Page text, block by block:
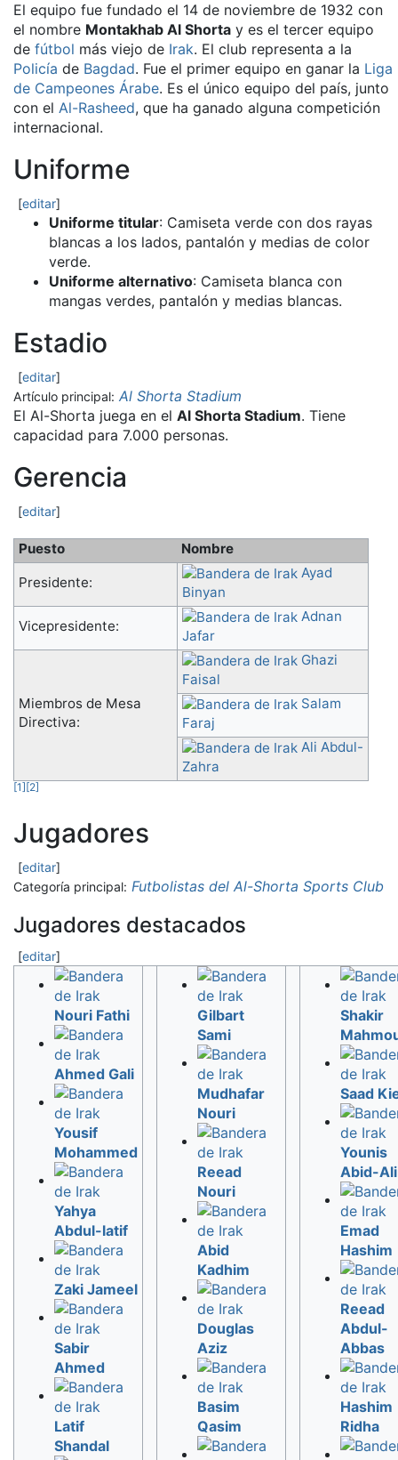
El equipo fue fundado el 14 de noviembre de 1932 con
el nombre Montakhab Al Shorta y es el tercer equipo
de fútbol más viejo de Irak. El club representa a la
Policía de Bagdad. Fue el primer equipo en ganar la Liga
de Campeones Árabe. Es el único equipo del país, junto
con el Al-Rasheed, que ha ganado alguna competición
internacional.
Uniforme
[editar]
Uniforme titular: Camiseta verde con dos rayas
blancas a los lados, pantalón y medias de color
verde.
Uniforme alternativo: Camiseta blanca con
mangas verdes, pantalón y medias blancas.
Estadio
[editar]
Artículo principal: Al Shorta Stadium
El Al-Shorta juega en el Al Shorta Stadium. Tiene
capacidad para 7.000 personas.
Gerencia
[editar]
Puesto
Nombre
Presidente:
Ayad
Binyan
Vicepresidente:
Adnan
Jafar
Miembros de Mesa
Directiva:
Ghazi
Faisal
Salam
Faraj
Ali Abdul-
Zahra
[1][2]
Jugadores
[editar]
Categoría principal: Futbolistas del Al-Shorta Sports Club
Jugadores destacados
[editar]
Nouri Fathi
Ahmed Gali
Yousif
Mohammed
Yahya
Abdul-latif
Zaki Jameel
Sabir
Ahmed
Latif
Shandal
Gilbart
Sami
Mudhafar
Nouri
Reead
Nouri
Abid
Kadhim
Douglas
Aziz
Basim
Qasim
Shakir
Saad
Younis
Abid-Ali
Emad
Hashim
Reead
Abdul-
Abbas
Hashim
Ridha